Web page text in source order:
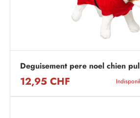
Deguisement pere noel chien
12,95 CHF